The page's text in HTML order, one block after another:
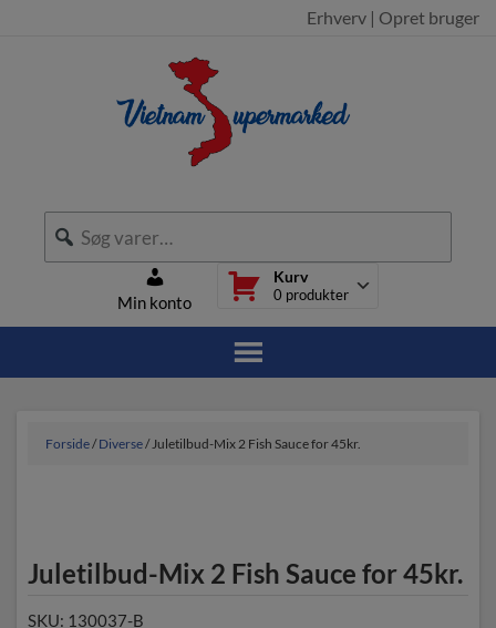
Erhverv | Opret bruger
Min konto
Kurv
0 produkter
Forside/Diverse/ Juletilbud-Mix 2 Fish Sauce for 45kr.
Juletilbud-Mix 2 Fish Sauce for 45kr.
SKU: 130037-B